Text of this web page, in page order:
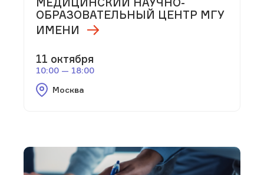
ОБРАЗОВАТЕЛЬНЫЙ ЦЕНТР МГУ
ИМЕНИ
11 октября
10:00 — 18:00
Москва